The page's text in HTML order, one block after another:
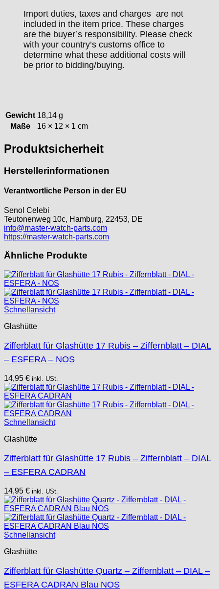
Import duties, taxes and charges are not
included in the item price. These charges
are the buyer’s responsibility. Please check
with your country’s customs office to
determine what these additional costs will
be prior to bidding/buying.
Gewicht 18,14 g
Maße
16 × 12 × 1 cm
Produktsicherheit
Herstellerinformationen
Verantwortliche Person in der EU
Senol Celebi
Teutonenweg 10c, Hamburg, 22453, DE
info@master-watch-parts.com
https://master-watch-parts.com
Ähnliche Produkte
Schnellansicht
Glashütte
Zifferblatt für Glashütte 17 Rubis – Ziffernblatt – DIAL
– ESFERA – NOS
14,95 € inkl. USt.
Schnellansicht
Glashütte
Zifferblatt für Glashütte 17 Rubis – Ziffernblatt – DIAL
– ESFERA CADRAN
14,95 € inkl. USt.
Schnellansicht
Glashütte
Zifferblatt für Glashütte Quartz – Ziffernblatt – DIAL –
ESFERA CADRAN Blau NOS